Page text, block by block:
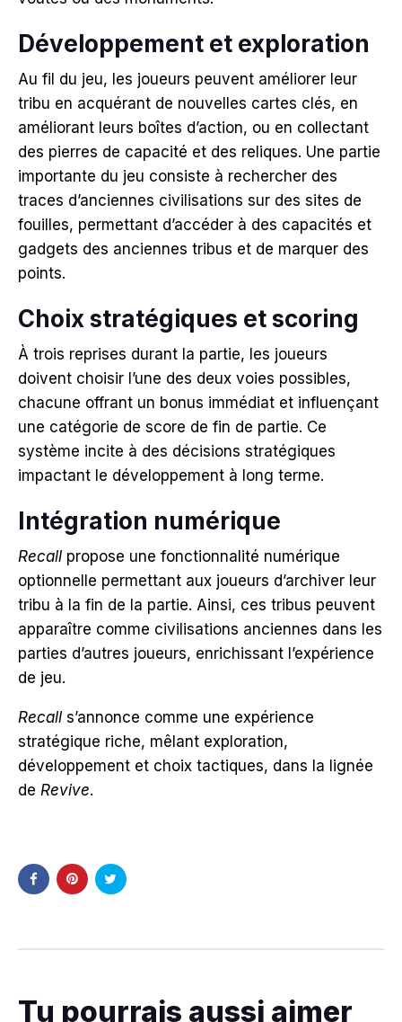
Développement et exploration
Au fil du jeu, les joueurs peuvent améliorer leur
tribu en acquérant de nouvelles cartes clés, en
améliorant leurs boîtes d’action, ou en collectant
des pierres de capacité et des reliques. Une partie
importante du jeu consiste à rechercher des
traces d’anciennes civilisations sur des sites de
fouilles, permettant d’accéder à des capacités et
gadgets des anciennes tribus et de marquer des
points.
Choix stratégiques et scoring
À trois reprises durant la partie, les joueurs
doivent choisir l’une des deux voies possibles,
chacune offrant un bonus immédiat et influençant
une catégorie de score de fin de partie. Ce
système incite à des décisions stratégiques
impactant le développement à long terme.
Intégration numérique
Recall propose une fonctionnalité numérique
optionnelle permettant aux joueurs d’archiver leur
tribu à la fin de la partie. Ainsi, ces tribus peuvent
apparaître comme civilisations anciennes dans les
parties d’autres joueurs, enrichissant l’expérience
de jeu.
Recall s’annonce comme une expérience
stratégique riche, mêlant exploration,
développement et choix tactiques, dans la lignée
de Revive.
Tu pourrais aussi aimer